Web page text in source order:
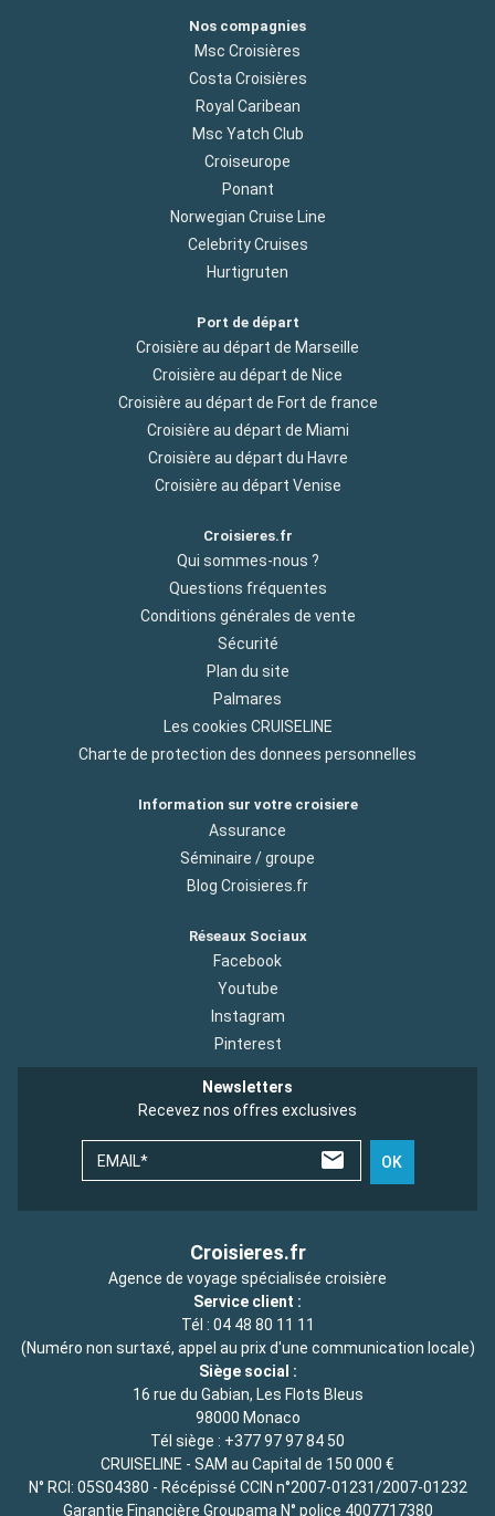
Nos compagnies
Msc Croisières
Costa Croisières
Royal Caribean
Msc Yatch Club
Croiseurope
Ponant
Norwegian Cruise Line
Celebrity Cruises
Hurtigruten
Port de départ
Croisière au départ de Marseille
Croisière au départ de Nice
Croisière au départ de Fort de france
Croisière au départ de Miami
Croisière au départ du Havre
Croisière au départ Venise
Croisieres.fr
Qui sommes-nous ?
Questions fréquentes
Conditions générales de vente
Sécurité
Plan du site
Palmares
Les cookies CRUISELINE
Charte de protection des donnees personnelles
Information sur votre croisiere
Assurance
Séminaire / groupe
Blog Croisieres.fr
Réseaux Sociaux
Facebook
Youtube
Instagram
Pinterest
Newsletters
Recevez nos offres exclusives
EMAIL* OK
Croisieres.fr
Agence de voyage spécialisée croisière
Service client :
Tél : 04 48 80 11 11
(Numéro non surtaxé, appel au prix d'une communication locale)
Siège social :
16 rue du Gabian, Les Flots Bleus
98000 Monaco
Tél siège : +377 97 97 84 50
CRUISELINE - SAM au Capital de 150 000 €
N° RCI: 05S04380 - Récépissé CCIN n°2007-01231/2007-01232
Garantie Financière Groupama N° police 4007717380